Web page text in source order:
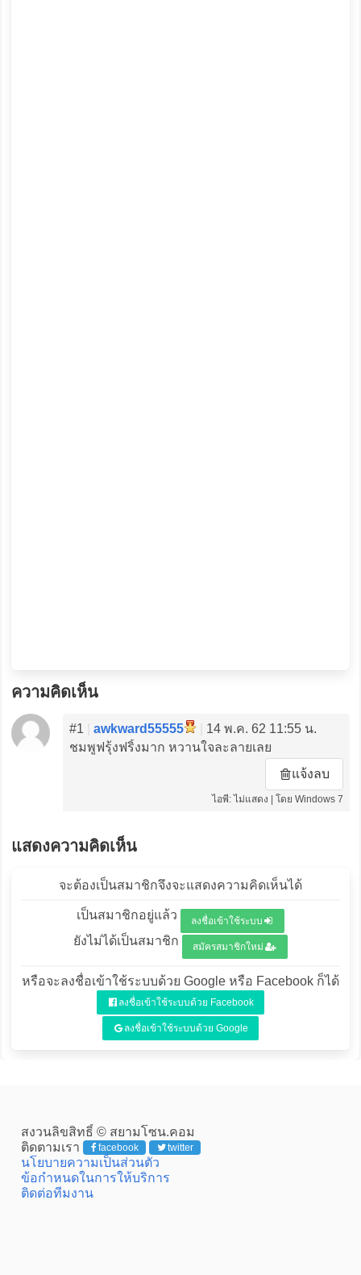
ความคิดเห็น
#1 awkward55555
14 พ.ค. 62 11:55 น.
ชมพูฟรุ้งฟริ้งมาก หวานใจละลายเลย
แจ้งลบ
ไอพี: ไม่แสดง | โดย Windows 7
แสดงความคิดเห็น
จะต้องเป็นสมาชิกจึงจะแสดงความคิดเห็นได้
เป็นสมาชิกอยู่แล้ว ลงชื่อเข้าใช้ระบบ
ยังไม่ได้เป็นสมาชิก สมัครสมาชิกใหม่
หรือจะลงชื่อเข้าใช้ระบบด้วย Google หรือ Facebook ก็ได้
ลงชื่อเข้าใช้ระบบด้วย Facebook
ลงชื่อเข้าใช้ระบบด้วย Google
สงวนลิขสิทธิ์ © สยามโซน.คอม
ติดตามเรา
facebook twitter
นโยบายความเป็นส่วนตัว
ข้อกำหนดในการให้บริการ
ติดต่อทีมงาน